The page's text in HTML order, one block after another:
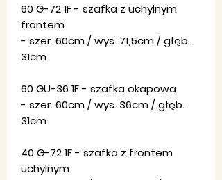
60 G-72 1F - szafka z uchylnym
frontem
- szer. 60cm / wys. 71,5cm / głęb.
31cm
60 GU-36 1F - szafka okapowa
- szer. 60cm / wys. 36cm / głęb.
31cm
40 G-72 1F - szafka z frontem
uchylnym